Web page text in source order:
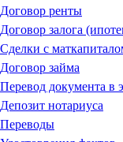
Договор ренты
Договор залога
Сделки с
Договор займа
Перевод документа в
Депозит нотариуса
Переводы